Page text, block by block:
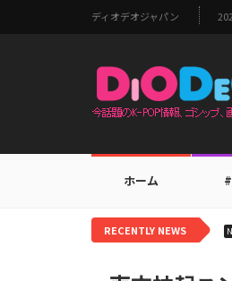
ディオデオジャパン
ホーム
RECENTLY NEWS